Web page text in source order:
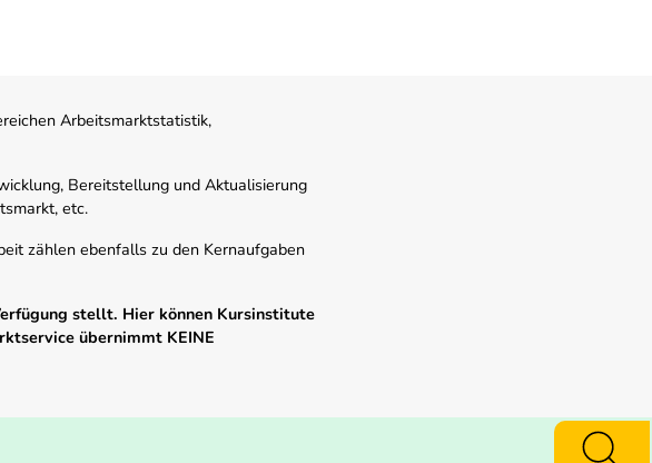
Arbeitsmarktstatistik,
Bereitstellung und Aktualisierung
etc.
zählen ebenfalls zu den Kernaufgaben
stellt. Hier können Kursinstitute
übernimmt KEINE